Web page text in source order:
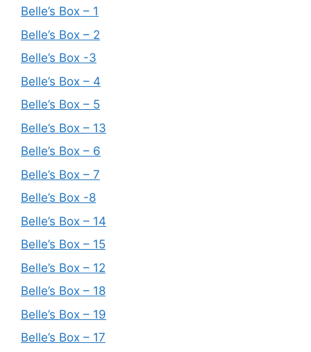
Belle’s Box – 1
Belle’s Box – 2
Belle’s Box -3
Belle’s Box – 4
Belle’s Box – 5
Belle’s Box – 13
Belle’s Box – 6
Belle’s Box – 7
Belle’s Box -8
Belle’s Box – 14
Belle’s Box – 15
Belle’s Box – 12
Belle’s Box – 18
Belle’s Box – 19
Belle’s Box – 17